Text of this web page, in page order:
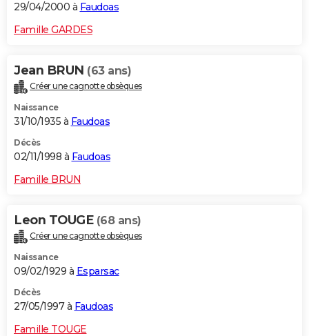
29/04/2000 à Faudoas
Famille GARDES
Jean BRUN (63 ans)
Créer une cagnotte obsèques
Naissance
31/10/1935 à Faudoas
Décès
02/11/1998 à Faudoas
Famille BRUN
Leon TOUGE (68 ans)
Créer une cagnotte obsèques
Naissance
09/02/1929 à Esparsac
Décès
27/05/1997 à Faudoas
Famille TOUGE